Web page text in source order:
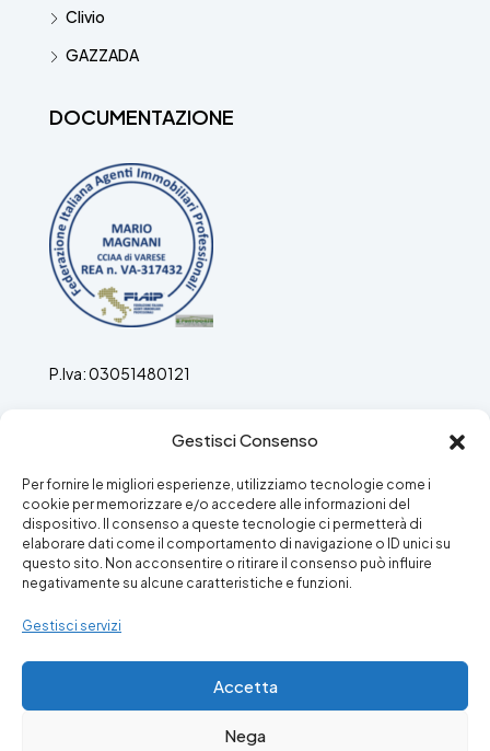
Gestisci Consenso
Per fornire le migliori esperienze, utilizziamo tecnologie come i
cookie per memorizzare e/o accedere alle informazioni del
dispositivo. Il consenso a queste tecnologie ci permetterà di
elaborare dati come il comportamento di navigazione o ID unici su
questo sito. Non acconsentire o ritirare il consenso può influire
negativamente su alcune caratteristiche e funzioni.
Gestisci servizi
Accetta
Nega
Clivio
GAZZADA
DOCUMENTAZIONE
P.Iva: 03051480121
Facebook Instagram